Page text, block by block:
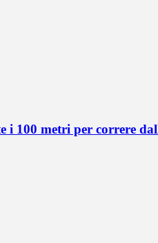
i 100 metri per correre